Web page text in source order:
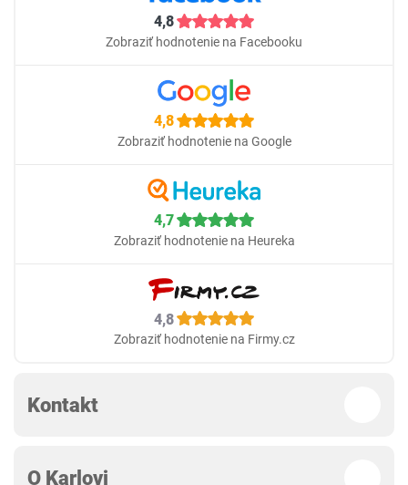
4,8
Zobraziť hodnotenie na Facebooku
4,8
Zobraziť hodnotenie na Google
4,7
Zobraziť hodnotenie na Heureka
4,8
Zobraziť hodnotenie na Firmy.cz
Kontakt
O Karlovi